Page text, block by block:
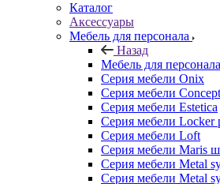
Каталог
Аксессуары
Мебель для персонала
Назад
Мебель для персонала
Серия мебели Onix
Серия мебели Concept
Серия мебели Estetica
Серия мебели Locker
Серия мебели Loft
Серия мебели Maris
Серия мебели Metal
Серия мебели Metal